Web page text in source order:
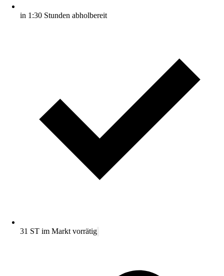
in 1:30 Stunden abholbereit
31 ST im Markt vorrätig